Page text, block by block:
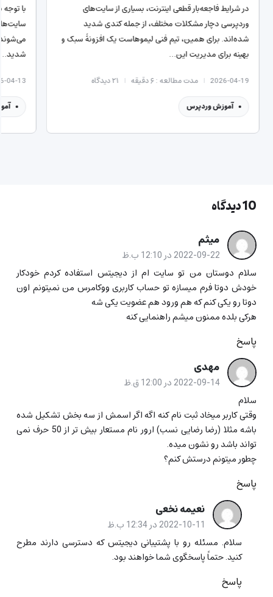
در شرایط فاجعه‌بار قطعی اینترنت، بسیاری از سایت‌های
وردپرسی دچار مشکلات مختلف، از جمله کندی شدید
شده‌اند. برای همین، تیم فنی لیموهاست یک افزونۀ سبک و
بهینه برای مدیریت این…
2026-04-19 مدت مطالعه : ۶ دقیقه ۲۱دیدگاه
آموزش وردپرس
با توجه
شدید…
04-13
10 دیدگاه
میثم
2022-09-22 در 12:10 ب.ظ
سلام دوستان من تو سایت ام از دیجیتس استفاده کردم خودکار
خودش دوتا فرم میسازه تو حساب کاربری ووکامرس من نمیتونم اون
دوتا رو یکی کنم که هم ورود هم عضویت یکی شه
هرکی بلده ممنون میشم راهنمایی کنه
پاسخ
مهدی
2022-09-14 در 12:00 ق.ظ
سلام
وقتی کاربر میخاد ثبت نام کنه اگه اگر اسمش از سه بخش تشکیل شده
باشه مثلا (رضا رضایی نسب) ارور نام مستعار بیش تر از 50 حرف نمی
تواند باشد رو نشون میده.
چطور میتونم درستش کنم؟
پاسخ
نعیمه نخعی
2022-10-11 در 12:34 ب.ظ
سلام. مسئله رو با پشتیبانی دیجیتس که دسترسی دارند مطرح
کنید. حتماً پاسخگوی شما خواهند بود.
پاسخ